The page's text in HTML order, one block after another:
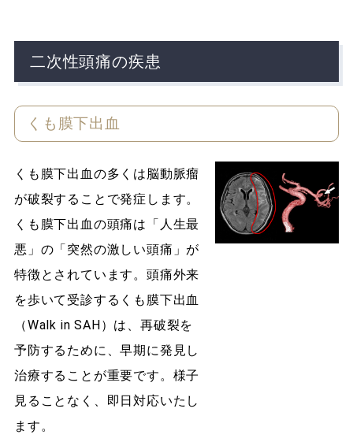
二次性頭痛の疾患
くも膜下出血
くも膜下出血の多くは脳動脈瘤
が破裂することで発症します。
くも膜下出血の頭痛は「人生最
悪」の「突然の激しい頭痛」が
特徴とされています。頭痛外来
を歩いて受診するくも膜下出血
（Walk in SAH）は、再破裂を
予防するために、早期に発見し
治療することが重要です。様子
見ることなく、即日対応いたし
ます。